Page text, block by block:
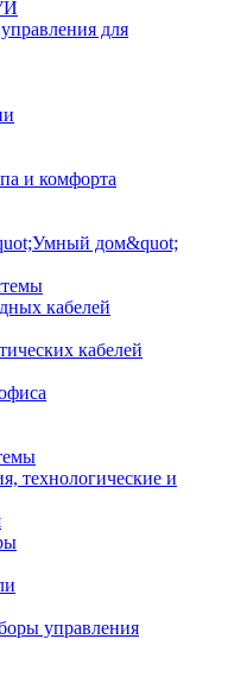
для
и комфорта
дом&quot;
кабелей
кабелей
технологические и
управления